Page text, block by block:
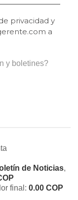
privacidad y
a
y boletines?
de Noticias,
final: 0.00 COP